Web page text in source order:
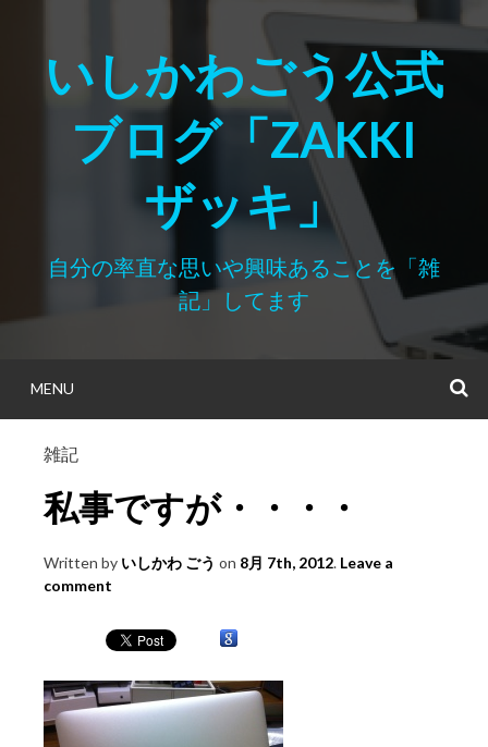
contentいしかわごう公式
ブログ「ZAKKI
ザッキ」
自分の率直な思いや興味あることを「雑
記」してます
MENU
雑記
私事ですが・・・・
Written by いしかわ ごう on 8月 7th, 2012. Leave a
comment